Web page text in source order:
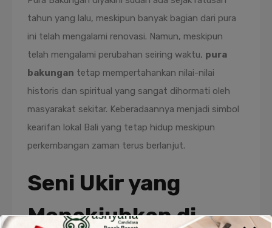
tahun yang lalu, meskipun banyak bagian dari pura
ini telah mengalami renovasi. Namun, meskipun
telah mengalami perubahan seiring waktu, pura
bakungan tetap mempertahankan nilai-nilai
historis dan spiritual yang sangat dihormati oleh
masyarakat sekitar. Keberadaannya menjadi simbol
kearifan lokal Bali yang tetap hidup meskipun
perkembangan zaman terus berlanjut.
Seni Ukir yang
Menakjubkan di